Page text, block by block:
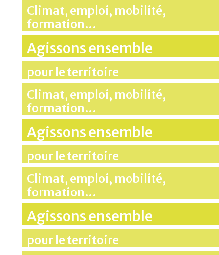
Climat, emploi, mobilité,
formation…
Agissons ensemble
pour le territoire
Climat, emploi, mobilité,
formation…
Agissons ensemble
pour le territoire
Climat, emploi, mobilité,
formation…
Agissons ensemble
pour le territoire